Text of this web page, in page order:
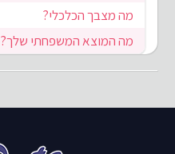
מה מצבך הכלכלי?
מה המוצא המשפחתי שלך?